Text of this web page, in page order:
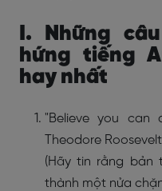
I. Những
hứng tiếng
hay nhất
"Believe you can
Theodore Roosevelt
(Hãy tin rằng bản
thành một nửa